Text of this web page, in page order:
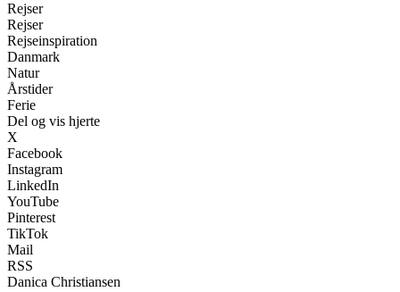
Rejser
Rejser
Rejseinspiration
Danmark
Natur
Årstider
Ferie
Del og vis hjerte
X
Facebook
Instagram
LinkedIn
YouTube
Pinterest
TikTok
Mail
RSS
Danica Christiansen